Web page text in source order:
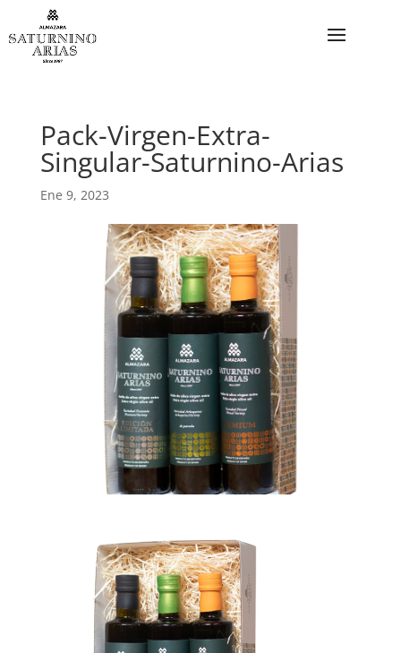
Pack-Virgen-Extra-
Singular-Saturnino-Arias
Ene 9, 2023